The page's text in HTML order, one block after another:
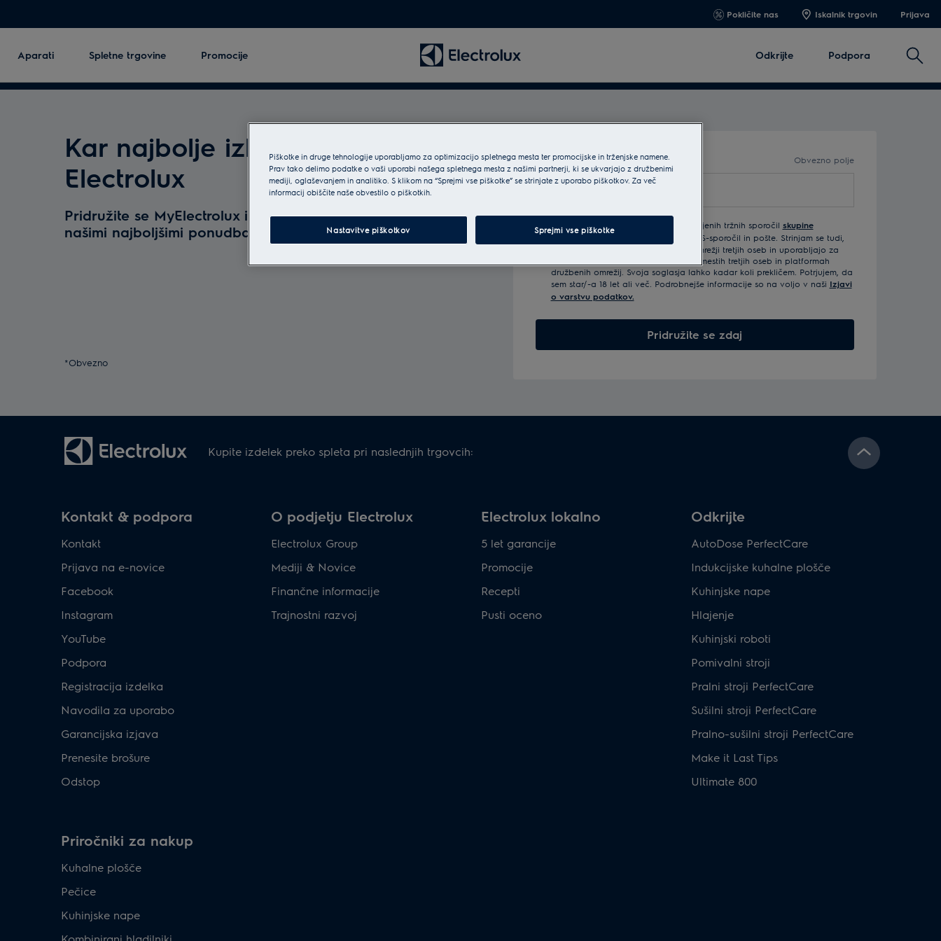
Pokličite nas Iskalnik trgovin Prijava
Aparati Spletne trgovine Promocije Odkrijte Podpora Išči
Kar najbolje izkoristite
Electrolux
Pridružite se MyElectrolux in bodite nagrajeni z
našimi najboljšimi ponudbami
*Obvezno
Obvezno polje
Vnesite
e-
poštni
naslov
Da, strinjam se s prejemanjem prilagojenih tržnih sporočil skupine
Electrolux
prek e-pošte, telefona, SMS-sporočil in pošte. Strinjam se tudi,
da se moji osebni podatki delijo z omrežji tretjih oseb in uporabljajo za
prilagojeno oglaševanje na spletnih mestih tretjih oseb in platformah
družbenih omrežij. Svoja soglasja lahko kadar koli prekličem. Potrjujem, da
sem star/-a 18 let ali več. Podrobnejše informacije so na voljo v naši Izjavi
o varstvu podatkov.
Pridružite se zdaj
Kupite izdelek preko spleta pri naslednjih trgovcih:
Kontakt & podpora
Kontakt
Prijava na e-novice
Facebook
Instagram
YouTube
Podpora
Registracija izdelka
Navodila za uporabo
Garancijska izjava
Prenesite brošure
Odstop
O podjetju Electrolux
Electrolux Group
Mediji & Novice
Finančne informacije
Trajnostni razvoj
Electrolux lokalno
5 let garancije
Promocije
Recepti
Pusti oceno
Odkrijte
AutoDose PerfectCare
Indukcijske kuhalne plošče
Kuhinjske nape
Hlajenje
Kuhinjski roboti
Pomivalni stroji
Pralni stroji PerfectCare
Sušilni stroji PerfectCare
Pralno-sušilni stroji PerfectCare
Make it Last Tips
Ultimate 800
Priročniki za nakup
Kuhalne plošče
Pečice
Kuhinjske nape
Piškotke in druge tehnologije uporabljamo za optimizacijo spletnega mesta ter promocijske in trženjske namene.
Prav tako delimo podatke o vaši uporabi našega spletnega mesta z našimi partnerji, ki se ukvarjajo z družbenimi
mediji, oglaševanjem in analitiko. S klikom na “Sprejmi vse piškotke” se strinjate z uporabo piškotkov. Za več
informacij obiščite naše obvestilo o piškotkih.
Nastavitve piškotkov Sprejmi vse piškotke